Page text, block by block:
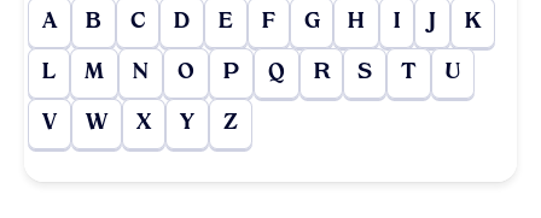
A B C D E F G H I J K
L M N O P Q R S T U
V W X Y Z